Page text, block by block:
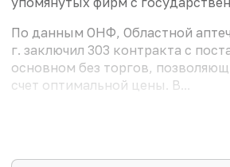
По данным ОНФ, Областной
г. заключил 303 контракта с
основном без торгов,
счет оптимальной цены. В...